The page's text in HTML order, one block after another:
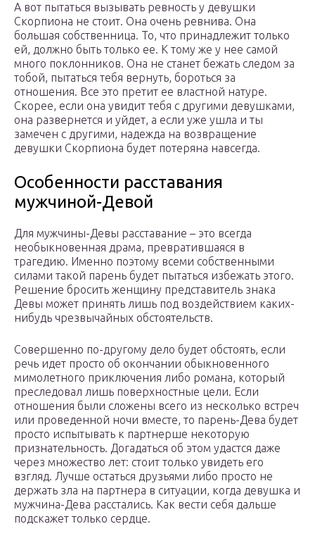
А вот пытаться вызывать ревность у девушки
Скорпиона не стоит. Она очень ревнива. Она
большая собственница. То, что принадлежит только
ей, должно быть только ее. К тому же у нее самой
много поклонников. Она не станет бежать следом за
тобой, пытаться тебя вернуть, бороться за
отношения. Все это претит ее властной натуре.
Скорее, если она увидит тебя с другими девушками,
она развернется и уйдет, а если уже ушла и ты
замечен с другими, надежда на возвращение
девушки Скорпиона будет потеряна навсегда.
Особенности расставания
мужчиной-Девой
Для мужчины-Девы расставание – это всегда
необыкновенная драма, превратившаяся в
трагедию. Именно поэтому всеми собственными
силами такой парень будет пытаться избежать этого.
Решение бросить женщину представитель знака
Девы может принять лишь под воздействием каких-
нибудь чрезвычайных обстоятельств.
Совершенно по-другому дело будет обстоять, если
речь идет просто об окончании обыкновенного
мимолетного приключения либо романа, который
преследовал лишь поверхностные цели. Если
отношения были сложены всего из несколько встреч
или проведенной ночи вместе, то парень-Дева будет
просто испытывать к партнерше некоторую
признательность. Догадаться об этом удастся даже
через множество лет: стоит только увидеть его
взгляд. Лучше остаться друзьями либо просто не
держать зла на партнера в ситуации, когда девушка и
мужчина-Дева расстались. Как вести себя дальше
подскажет только сердце.